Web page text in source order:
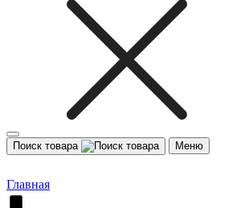
Поиск товара Меню
Главная